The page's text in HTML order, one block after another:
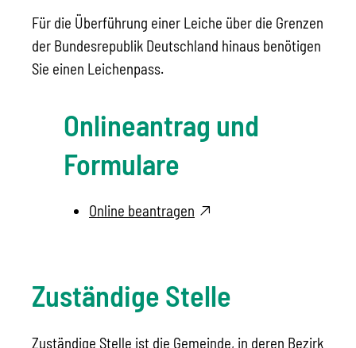
Für die Überführung einer Leiche über die Grenzen
der Bundesrepublik Deutschland hinaus benötigen
Sie einen Leichenpass.
Onlineantrag und
Formulare
Online beantragen
Zuständige Stelle
Zuständige Stelle ist die Gemeinde, in deren Bezirk